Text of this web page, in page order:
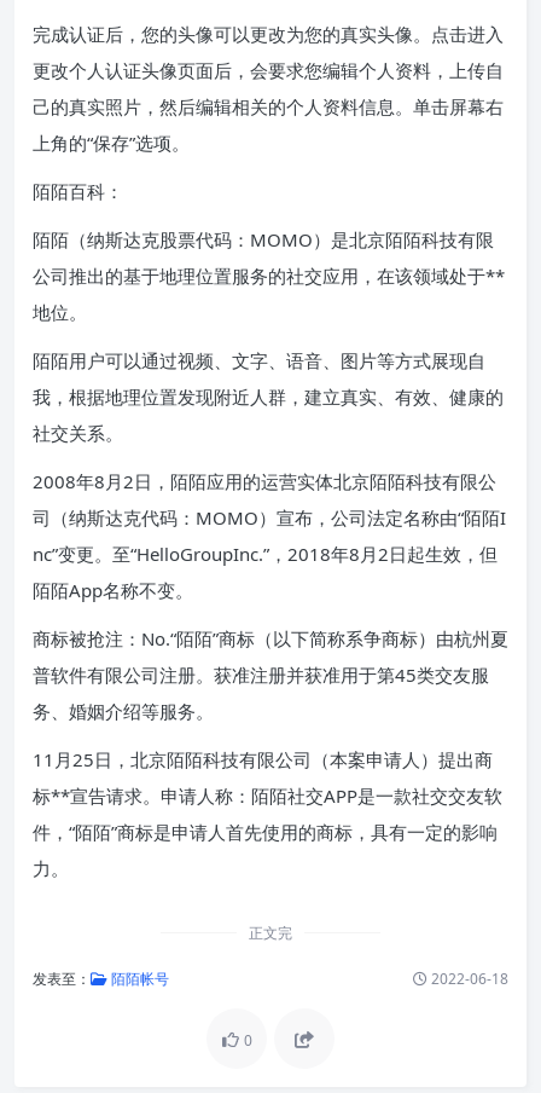
完成认证后，您的头像可以更改为您的真实头像。点击进入
更改个人认证头像页面后，会要求您编辑个人资料，上传自
己的真实照片，然后编辑相关的个人资料信息。单击屏幕右
上角的“保存”选项。
陌陌百科：
陌陌（纳斯达克股票代码：MOMO）是北京陌陌科技有限
公司推出的基于地理位置服务的社交应用，在该领域处于**
地位。
陌陌用户可以通过视频、文字、语音、图片等方式展现自
我，根据地理位置发现附近人群，建立真实、有效、健康的
社交关系。
2008年8月2日，陌陌应用的运营实体北京陌陌科技有限公
司（纳斯达克代码：MOMO）宣布，公司法定名称由“陌陌I
nc”变更。至“HelloGroupInc.”，2018年8月2日起生效，但
陌陌App名称不变。
商标被抢注：No.“陌陌”商标（以下简称系争商标）由杭州夏
普软件有限公司注册。获准注册并获准用于第45类交友服
务、婚姻介绍等服务。
11月25日，北京陌陌科技有限公司（本案申请人）提出商
标**宣告请求。申请人称：陌陌社交APP是一款社交交友软
件，“陌陌”商标是申请人首先使用的商标，具有一定的影响
力。
正文完
发表至： 陌陌帐号 2022-06-18
0